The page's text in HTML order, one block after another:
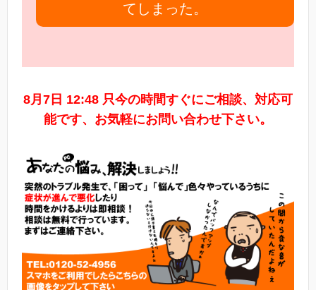
てしまった。
8月7日 12:48 只今の時間すぐにご相談、対応可
能です、お気軽にお問い合わせ下さい。